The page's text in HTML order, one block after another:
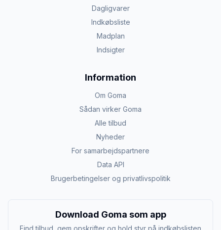
Dagligvarer
Indkøbsliste
Madplan
Indsigter
Information
Om Goma
Sådan virker Goma
Alle tilbud
Nyheder
For samarbejdspartnere
Data API
Brugerbetingelser og privatlivspolitik
Download Goma som app
Find tilbud, gem opskrifter og hold styr på indkøbslisten